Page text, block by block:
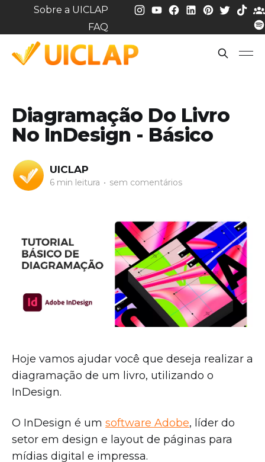
Sobre a UICLAP
FAQ
Diagramação Do Livro
No InDesign - Básico
UICLAP
6 min leitura • sem comentários
Hoje vamos ajudar você que deseja realizar a
diagramação de um livro, utilizando o
InDesign.
O InDesign é um software Adobe, líder do
setor em design e layout de páginas para
mídias digital e impressa.